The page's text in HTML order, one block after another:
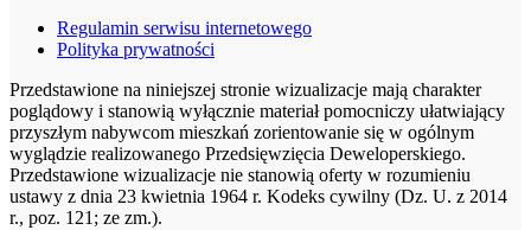
Regulamin serwisu internetowego
Polityka prywatności
Przedstawione na niniejszej stronie wizualizacje mają charakter
poglądowy i stanowią wyłącznie materiał pomocniczy ułatwiający
przyszłym nabywcom mieszkań zorientowanie się w ogólnym
wyglądzie realizowanego Przedsięwzięcia Deweloperskiego.
Przedstawione wizualizacje nie stanowią oferty w rozumieniu
ustawy z dnia 23 kwietnia 1964 r. Kodeks cywilny (Dz. U. z 2014
r., poz. 121; ze zm.).